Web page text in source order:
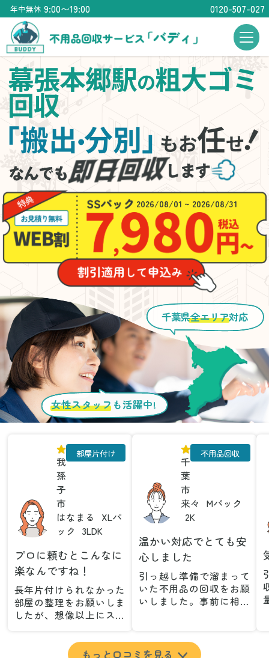
年中無休 9:00〜19:00 0120-507-027
幕張本郷駅の粗大ゴミ
回収
搬出・分別」もお任せ
2026/08/01 ~ 2026/08/31
女性スタッフ も活躍中!
千葉県全エリア対応
我
孫
子
市
はなまる
XLパ
ック
3LDK
部屋片付け
プロに頼むとこんなに
楽なんですね！
長年片付けられなかった
部屋の整理をお願いしま
したが、想像以上にスム
が集めた物や古い家具が
多く、自分たちだけでは
千
葉
市
来々
Mパック
2K
不用品回収
温かい対応でとても安
心しました
引っ越し準備で溜まって
いた不用品の回収をお願
いしました。事前に相談
とができました。特に、
古い家具や壊れた家電な
もっと口コミを見る